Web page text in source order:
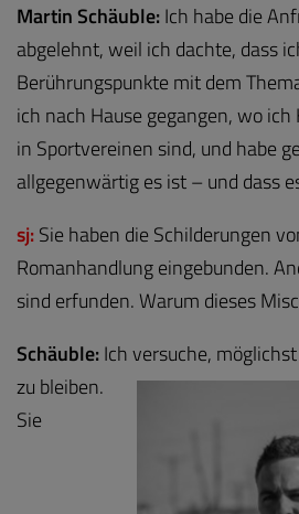
Martin Schäuble:Ich habe die
abgelehnt, weil ich dachte, dass
Berührungspunkte mit dem
ich nach Hause gegangen, wo ich
in Sportvereinen sind, und habe
allgegenwärtig es ist – und dass
sj:Sie haben die Schilderungen
Romanhandlung eingebunden.
sind erfunden. Warum dieses
Schäuble:Ich versuche,
zu bleiben.
Sie